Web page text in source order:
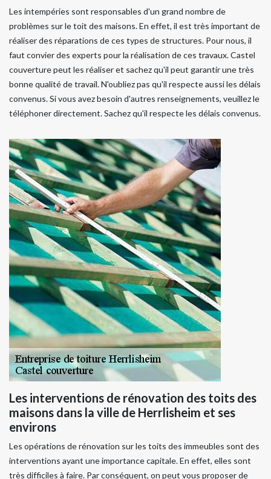
Les intempéries sont responsables d'un grand nombre de
problèmes sur le toit des maisons. En effet, il est très important de
réaliser des réparations de ces types de structures. Pour nous, il
faut convier des experts pour la réalisation de ces travaux. Castel
couverture peut les réaliser et sachez qu'il peut garantir une très
bonne qualité de travail. N'oubliez pas qu'il respecte aussi les délais
convenus. Si vous avez besoin d'autres renseignements, veuillez le
téléphoner directement. Sachez qu'il respecte les délais convenus.
Les interventions de rénovation des toits des
maisons dans la ville de Herrlisheim et ses
environs
Les opérations de rénovation sur les toits des immeubles sont des
interventions ayant une importance capitale. En effet, elles sont
très difficiles à faire. Par conséquent, on peut vous proposer de